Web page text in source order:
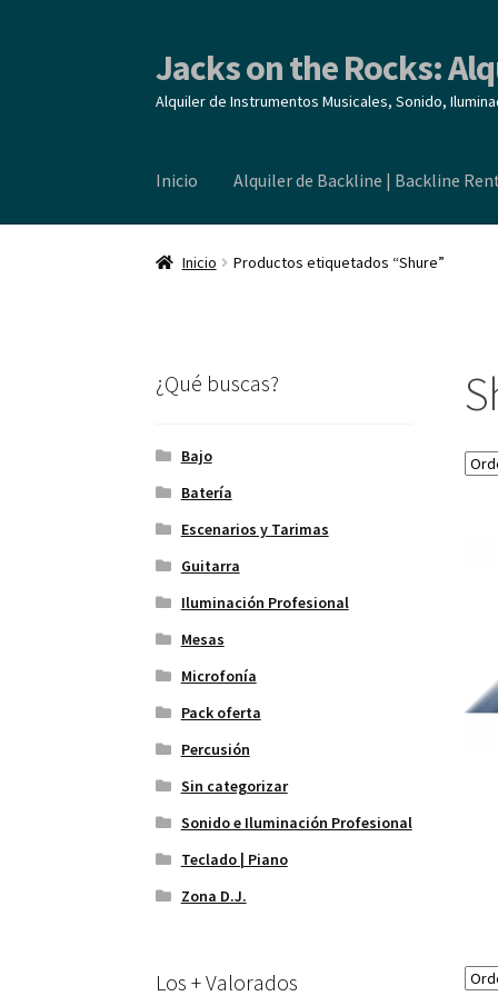
Ir
a
la
Ir
al
contenido
Jacks on the Rocks:
Alquiler de Instrumentos Musicales, Sonido,
Inicio Alquiler de Backline | Backline
Inicio Alquiler de Backline | Backline Rental
Inicio Productos etiquetados “Shure”
¿Qué buscas?
Bajo
Batería
Escenarios y Tarimas
Guitarra
Iluminación Profesional
Mesas
Microfonía
Pack oferta
Percusión
Sin categorizar
Sonido e Iluminación Profesional
Teclado | Piano
Zona D.J.
Los + Valorados